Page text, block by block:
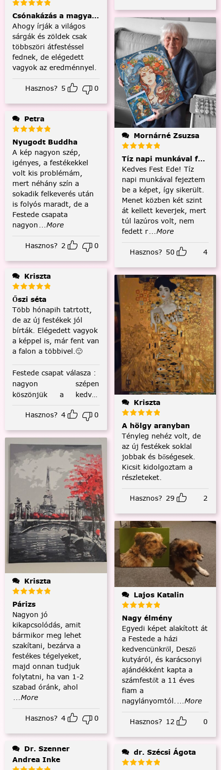
Csónakázás a magyar tengeren
Ahogy írják a világos
sárgák és zöldek csak
többszöri átfestéssel
fednek, de elégedett
vagyok az eredménnyel.
Hasznos? 5 0
Petra
Nyugodt Buddha
A kép nagyon szép,
igényes, a festékekkel
volt kis problémám,
mert néhány szín a
sokadik felkeverés után
is folyós maradt, de a
Festede csapata
nagyon ...More
Hasznos? 2 0
Kriszta
Őszi séta
Több hónapih tatrtott,
de az új festékek jól
bírták. Elégedett vagyok
a képpel is, már fent van
a falon a többivel.🙂
Festede csapat válasza :
nagyon szépen
köszönjük a kedves
visszajelzést! :)
Hasznos? 4 0
Kriszta
Párizs
Nagyon jó
kikapcsolódás, amit
bármikor meg lehet
szakítani, bezárva a
festékes tégelyeket,
majd onnan tudjuk
folytatni, ha van 1-2
szabad óránk, ahol
...More
Hasznos? 4 0
Andrea Inke
Mornárné Zsuzsa
Tíz napi munkával
Kedves Fest Ede! Tíz
napi munkával fejeztem
be a képet, így sikerült.
Menet közben két szint
át kellett keverjek, mert
túl lazúros volt, nem
fedett r...More
Hasznos? 50 4
Kriszta
A hölgy aranyban
Tényleg nehéz volt, de
az új festékek soklal
jobbak és bőségesek.
Kicsit kidolgoztam a
részleteket.
Hasznos? 29 2
Lajos Katalin
Nagy élmény
Egyedi képet alakított át
a Festede a házi
kedvencünkről, Desző
kutyáról, és karácsonyi
ajándékként kapta a
számfestőt a 11 éves
fiam a
nagylányomtól. ...More
Hasznos? 12 0
dr. Szécsi Ágota